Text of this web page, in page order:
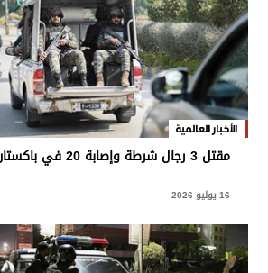
الترفيه
التعليم والمعرفة
الذكاء الاصطناعي
تغطيات
فيديو
بودكاست
الأخبار العالمية
مقتل 3 رجال شرطة وإصابة 20 في باكستان
16 يوليو 2026